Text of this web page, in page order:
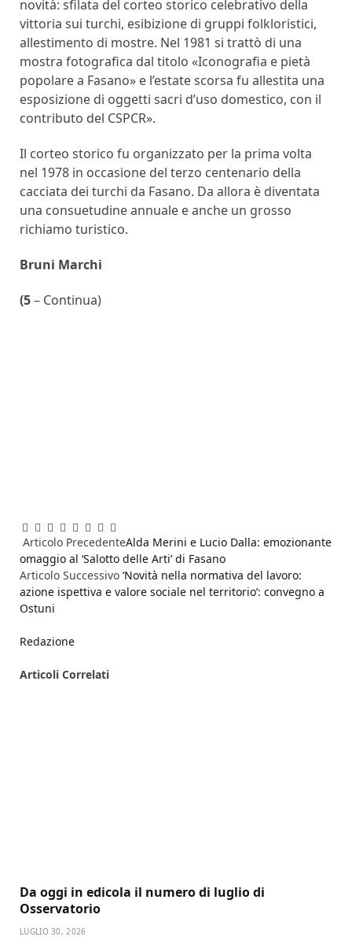
novità: sfilata del corteo storico celebrativo della
vittoria sui turchi, esibizione di gruppi folkloristici,
allestimento di mostre. Nel 1981 si trattò di una
mostra fotografica dal titolo «Iconografia e pietà
popolare a Fasano» e l’estate scorsa fu allestita una
esposizione di oggetti sacri d’uso domestico, con il
contributo del CSPCR».
Il corteo storico fu organizzato per la prima volta
nel 1978 in occasione del terzo centenario della
cacciata dei turchi da Fasano. Da allora è diventata
una consuetudine annuale e anche un grosso
richiamo turistico.
Bruni Marchi
(5– Continua)
Facebook
Twitter
Pinterest
LinkedIn
Reddit
WhatsApp
Telegram
Email
Articolo PrecedenteAlda Merini e Lucio Dalla: emozionante
omaggio al ‘Salotto delle Arti’ di Fasano
Articolo Successivo ‘Novità nella normativa del lavoro:
azione ispettiva e valore sociale nel territorio’: convegno a
Ostuni
Redazione
Articoli Correlati
Da oggi in edicola il numero di luglio di
Osservatorio
LUGLIO 30, 2026